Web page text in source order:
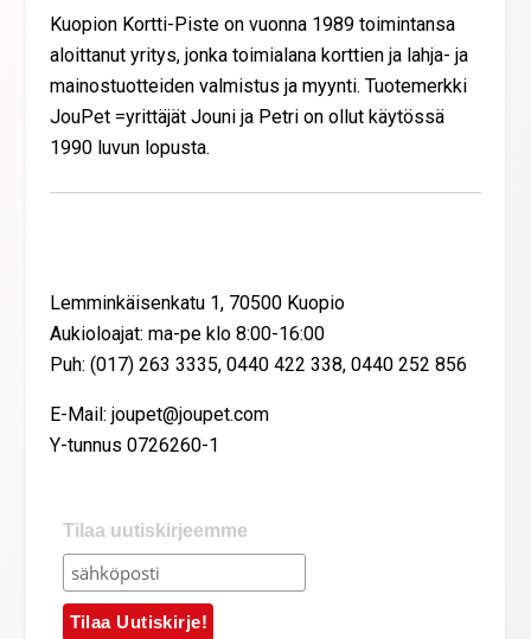
Kuopion Kortti-Piste on vuonna 1989 toimintansa
aloittanut yritys, jonka toimialana korttien ja lahja- ja
mainostuotteiden valmistus ja myynti. Tuotemerkki
JouPet =yrittäjät Jouni ja Petri on ollut käytössä
1990 luvun lopusta.
Lemminkäisenkatu 1, 70500 Kuopio
Aukioloajat: ma-pe klo 8:00-16:00
Puh: (017) 263 3335, 0440 422 338, 0440 252 856
E-Mail: joupet@joupet.com
Y-tunnus 0726260-1
Tilaa uutiskirjeemme